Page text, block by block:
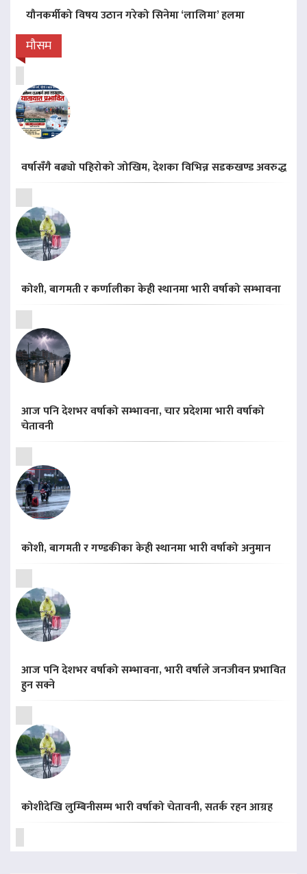
यौनकर्मीको विषय उठान गरेको सिनेमा ‘लालिमा’ हलमा
मौसम
वर्षासँगै बढ्यो पहिरोको जोखिम, देशका विभिन्न सडकखण्ड अवरुद्ध
कोशी, बागमती र कर्णालीका केही स्थानमा भारी वर्षाको सम्भावना
आज पनि देशभर वर्षाको सम्भावना, चार प्रदेशमा भारी वर्षाको
चेतावनी
कोशी, बागमती र गण्डकीका केही स्थानमा भारी वर्षाको अनुमान
आज पनि देशभर वर्षाको सम्भावना, भारी वर्षाले जनजीवन प्रभावित
हुन सक्ने
कोशीदेखि लुम्बिनीसम्म भारी वर्षाको चेतावनी, सतर्क रहन आग्रह